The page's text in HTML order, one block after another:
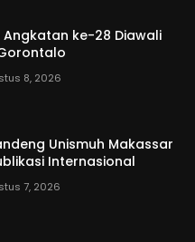
Angkatan ke-28 Diawali
8, 2026
Unismuh Makassar
Internasional
7, 2026